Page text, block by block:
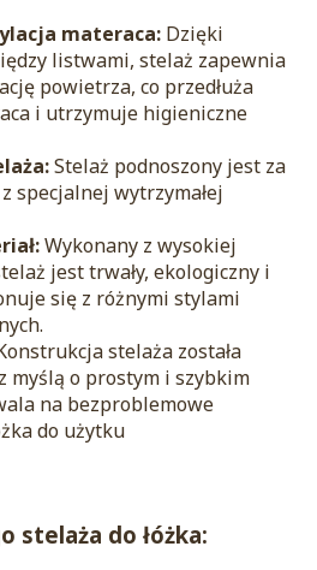
materaca: Dzięki
listwami, stelaż zapewnia
powietrza, co przedłuża
i utrzymuje higieniczne
Stelaż podnoszony jest za
specjalnej wytrzymałej
Wykonany z wysokiej
jest trwały, ekologiczny i
się z różnymi stylami
stelaża została
myślą o prostym i szybkim
na bezproblemowe
do użytku
stelaża do łóżka: